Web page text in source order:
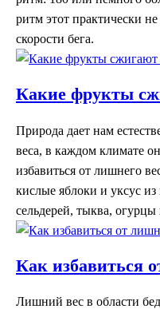
ритм этот практически
скорости бега.
Какие фрукты
Природа дает нам
веса, в каждом климате
избавиться от лишнего
кислые яблоки и уксус
сельдерей, тыква, огурцы
Как избавиться
Лишний вес в области